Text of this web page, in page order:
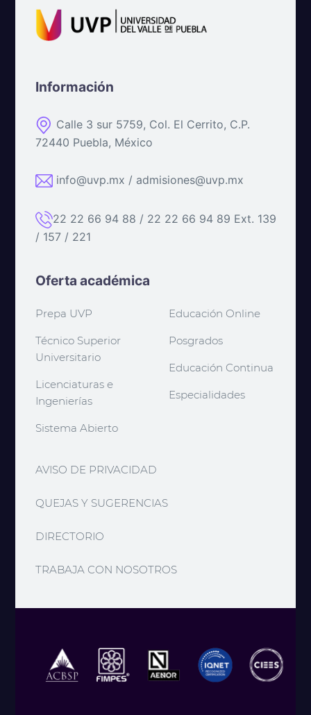
Información
Calle 3 sur 5759, Col. El Cerrito, C.P.
72440 Puebla, México
info@uvp.mx / admisiones@uvp.mx
22 22 66 94 88 / 22 22 66 94 89 Ext. 139
/ 157 / 221
Oferta académica
Prepa UVP
Técnico Superior
Universitario
Licenciaturas e
Ingenierías
Sistema Abierto
Educación Online
Posgrados
Educación Continua
Especialidades
AVISO DE PRIVACIDAD
QUEJAS Y SUGERENCIAS
DIRECTORIO
TRABAJA CON NOSOTROS